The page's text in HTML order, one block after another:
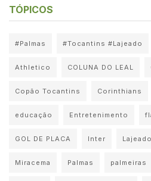
TÓPICOS
#Palmas #Tocantins #Lajeado
Athletico COLUNA DO LEAL
Copão Tocantins Corinthians
educação Entretenimento
GOL DE PLACA Inter Lajeado
Miracema Palmas palmeiras